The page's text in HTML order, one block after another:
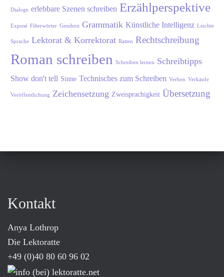
Dialoge erlebbare Szenen schreiben Erzählperspektive
Exposé Filterwörter Gendern Grammatik Künstliche Intelligenz Leichte
Sprache Lektorat & Korrektorat Ratten Rechtschreibung
Roman schreiben Schreiben lernen Schreibtipps
Show don't tell Sinne Technisches zum Schreiben Verben Verkäufe
Veröffentlichung Zeichensetzung Zweisprachigkeit Übersetzung
Kontakt
Anya Lothrop
Die Lektoratte
+49 (0)40 80 60 96 02